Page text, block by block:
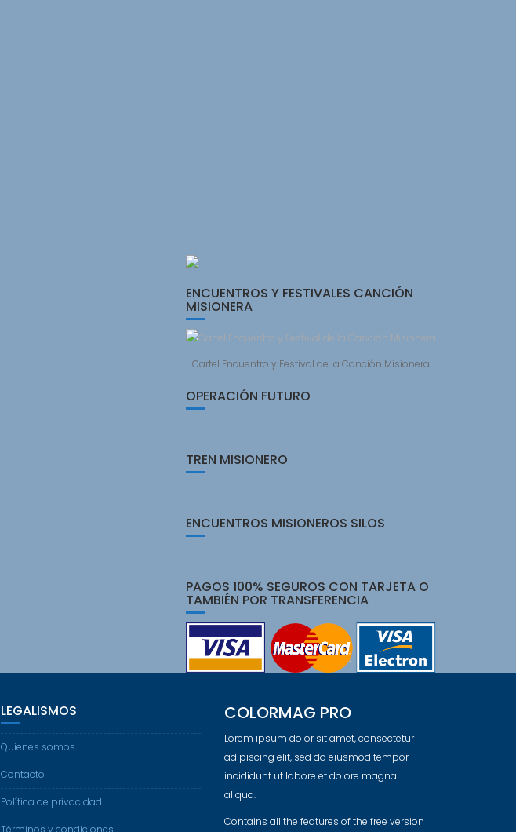
ENCUENTROS Y FESTIVALES CANCIÓN
MISIONERA
Cartel Encuentro y Festival de la Canción Misionera
OPERACIÓN FUTURO
TREN MISIONERO
ENCUENTROS MISIONEROS SILOS
PAGOS 100% SEGUROS CON TARJETA O
TAMBIÉN POR TRANSFERENCIA
LEGALISMOS
Quienes somos
Contacto
Política de privacidad
Términos y condiciones
COLORMAG PRO
Lorem ipsum dolor sit amet, consectetur
adipiscing elit, sed do eiusmod tempor
incididunt ut labore et dolore magna
aliqua.
Contains all the features of the free version